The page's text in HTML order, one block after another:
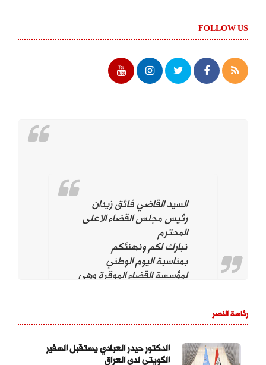
FOLLOW US
السيد القاضي فائق زيدان
رئيس مجلس القضاء الاعلى
المحترم
نبارك لكم ونهنئكم
بمناسبة اليوم الوطني
لمؤسسة القضاء الموقرة وهي
المواطنين وحماية التجربة
رئاسة النصر
الدكتور حيدر العبادي يستقبل السفير
الكويتي لدى العراق